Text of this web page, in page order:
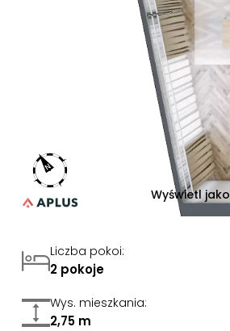
Wyświetl jako
Liczba pokoi:
2 pokoje
Wys. mieszkania:
2,75 m